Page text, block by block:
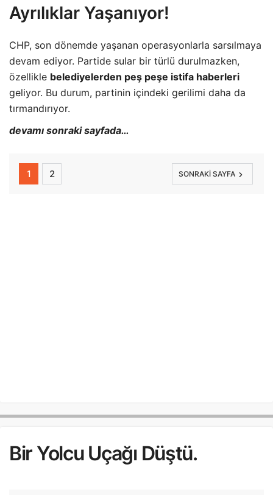
Ayrılıklar Yaşanıyor!
CHP, son dönemde yaşanan operasyonlarla sarsılmaya
devam ediyor. Partide sular bir türlü durulmazken,
özellikle belediyelerden peş peşe istifa haberleri
geliyor. Bu durum, partinin içindeki gerilimi daha da
tırmandırıyor.
devamı sonraki sayfada…
1 2 SONRAKI SAYFA
Bir Yolcu Uçağı Düştü.